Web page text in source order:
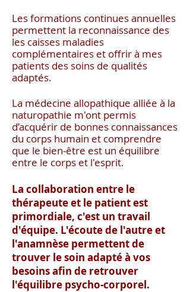
Les formations continues annuelles
permettent la reconnaissance des
les caisses maladies
complémentaires et offrir à mes
patients des soins de qualités
adaptés.
La médecine allopathique alliée à la
naturopathie m'ont permis
d’acquérir de bonnes connaissances
du corps humain et comprendre
que le bien-être est un équilibre
entre le corps et l'esprit.
La collaboration entre le
thérapeute et le patient est
primordiale, c'est un travail
d'équipe. L'écoute de l'autre et
l'anamnèse permettent de
trouver le soin adapté à vos
besoins afin de retrouver
l'équilibre psycho-corporel.